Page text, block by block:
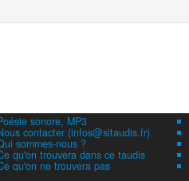
sonore, MP3
contacter (infos@sitaudis.fr)
sommes-nous ?
qu'on trouvera dans ce taudis
qu'on ne trouvera pas